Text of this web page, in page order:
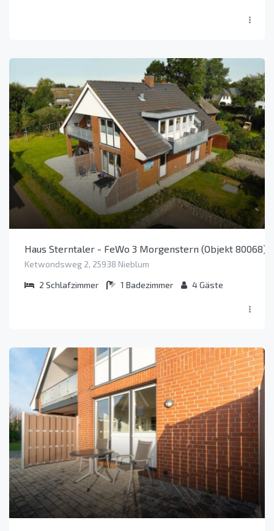
Haus Sterntaler - FeWo 3 Morgenstern (Objekt 80068)
Ketwondsweg 2, 25938 Nieblum
2 Schlafzimmer 1 Badezimmer 4Gäste